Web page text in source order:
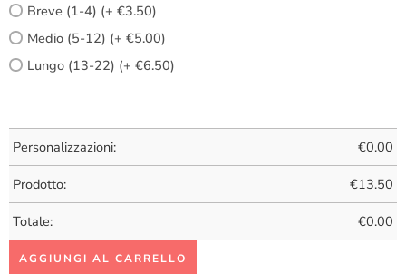
Breve (1-4) (+ €3.50)
Medio (5-12) (+ €5.00)
Lungo (13-22) (+ €6.50)
Personalizzazioni: €0.00
Prodotto: €13.50
Totale: €0.00
AGGIUNGI AL CARRELLO